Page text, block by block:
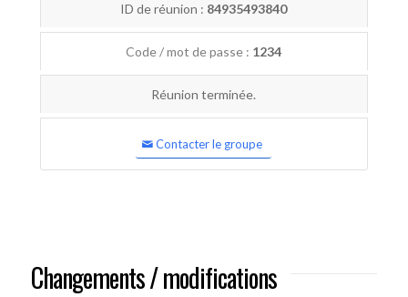
ID de réunion : 84935493840
Code / mot de passe : 1234
Réunion terminée.
Contacter le groupe
Changements / modifications